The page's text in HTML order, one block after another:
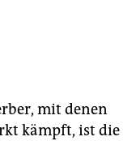
mit denen
kämpft, ist die